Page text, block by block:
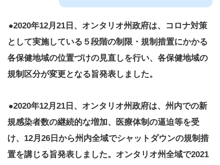
●2020年12月21日、オンタリオ州政府は、コロナ対策
として実施している５段階の制限・規制措置にかかる
各保健地域の位置づけの見直しを行い、各保健地域の
規制区分が変更となる旨発表しました。
●2020年12月21日、オンタリオ州政府は、州内での新
規感染者数の継続的な増加、医療体制の逼迫等を受
け、12月26日から州内全域でシャットダウンの規制措
置を講じる旨発表しました。オンタリオ州全域で2021